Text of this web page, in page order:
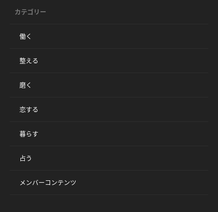
カテゴリー
働く
整える
磨く
恋する
暮らす
占う
メンバーコンテンツ